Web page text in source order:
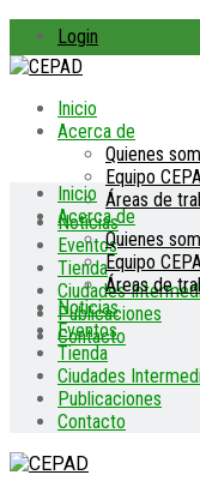
Login
Inicio
Acerca de
Quienes
Equipo
Áreas de
Noticias
Eventos
Tienda
Ciudades
Publicaciones
Contacto
Inicio
Acerca de
Quienes
Equipo
Áreas de
Noticias
Eventos
Tienda
Ciudades
Publicaciones
Contacto